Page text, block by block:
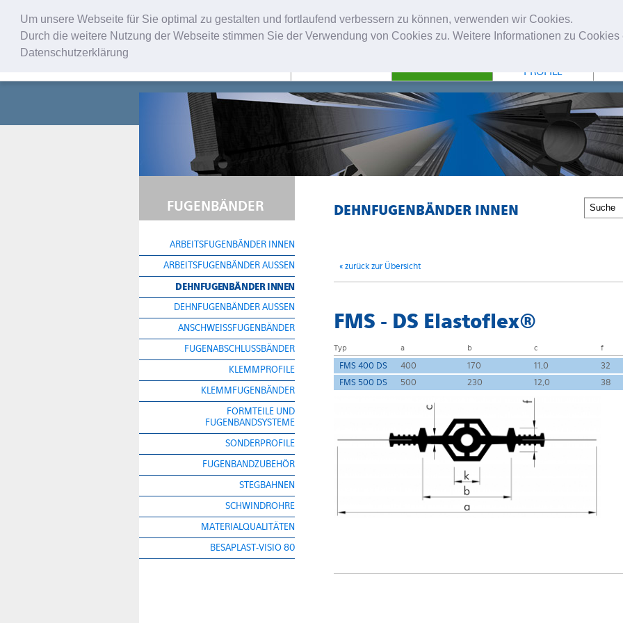
Um unsere Webseite für Sie optimal zu gestalten und fortlaufend verbessern zu können, verwenden wir Cookies.
Durch die weitere Nutzung der Webseite stimmen Sie der Verwendung von Cookies zu. Weitere Informationen zu
Datenschutzerklärung
PROFILE
FUGENBÄNDER DEHNFUGENBÄNDER INNEN
ARBEITSFUGENBÄNDER INNEN
ARBEITSFUGENBÄNDER AUSSEN
DEHNFUGENBÄNDER INNEN
DEHNFUGENBÄNDER AUSSEN
ANSCHWEISSFUGENBÄNDER
FUGENABSCHLUSSBÄNDER
KLEMMPROFILE
KLEMMFUGENBÄNDER
FORMTEILE UND
FUGENBANDSYSTEME
SONDERPROFILE
FUGENBANDZUBEHÖR
STEGBAHNEN
SCHWINDROHRE
MATERIALQUALITÄTEN
BESAPLAST-VISIO 80
« zurück zur Übersicht
FMS - DS Elastoflex®
Typ a b c f
FMS 400 DS 400 170 11,0 32
FMS 500 DS
500 230 12,0 38